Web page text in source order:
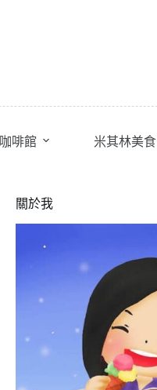
咖啡館 米其林美食
關於我